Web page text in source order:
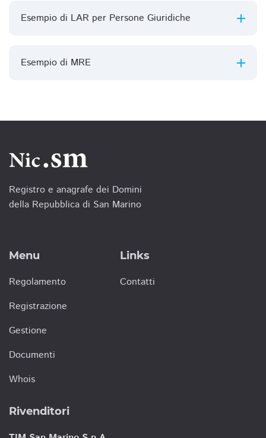
Esempio di LAR per Persone Giuridiche
Esempio di MRE
Registro e anagrafe dei Domini
della Repubblica di San Marino
Menu
Regolamento
Registrazione
Gestione
Documenti
Whois
Links
Contatti
Rivenditori